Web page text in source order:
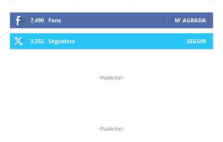
7,490 Fans M' AGRADA
3,252 Seguidors SEGUIR
-Publicitat-
-Publicitat-